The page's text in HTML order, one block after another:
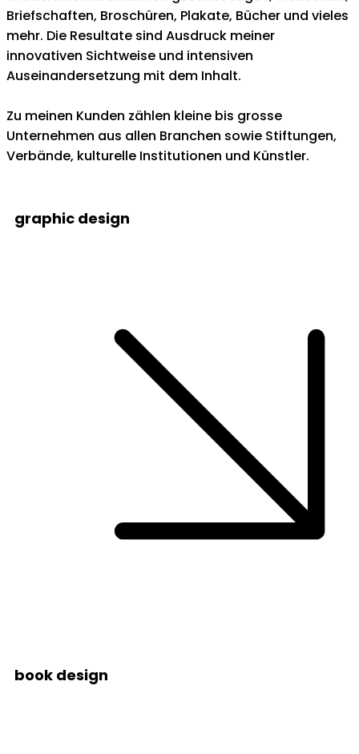
Briefschaften, Broschüren, Plakate, Bücher und vieles
mehr. Die Resultate sind Ausdruck meiner
innovativen Sichtweise und intensiven
Auseinandersetzung mit dem Inhalt.
Zu meinen Kunden zählen kleine bis grosse
Unternehmen aus allen Branchen sowie Stiftungen,
Verbände, kulturelle Institutionen und Künstler.
graphic design
book design